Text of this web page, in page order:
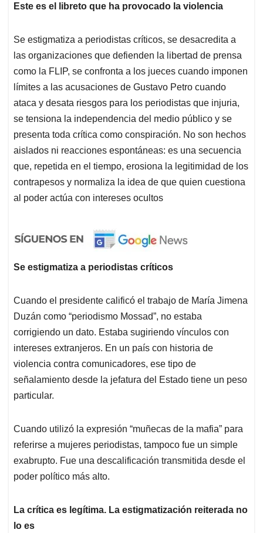
Este es el libreto que ha provocado la violencia
Se estigmatiza a periodistas críticos, se desacredita a
las organizaciones que defienden la libertad de prensa
como la FLIP, se confronta a los jueces cuando imponen
límites a las acusaciones de Gustavo Petro cuando
ataca y desata riesgos para los periodistas que injuria,
se tensiona la independencia del medio público y se
presenta toda crítica como conspiración. No son hechos
aislados ni reacciones espontáneas: es una secuencia
que, repetida en el tiempo, erosiona la legitimidad de los
contrapesos y normaliza la idea de que quien cuestiona
al poder actúa con intereses ocultos
Se estigmatiza a periodistas críticos
Cuando el presidente calificó el trabajo de María Jimena
Duzán como “periodismo Mossad”, no estaba
corrigiendo un dato. Estaba sugiriendo vínculos con
intereses extranjeros. En un país con historia de
violencia contra comunicadores, ese tipo de
señalamiento desde la jefatura del Estado tiene un peso
particular.
Cuando utilizó la expresión “muñecas de la mafia” para
referirse a mujeres periodistas, tampoco fue un simple
exabrupto. Fue una descalificación transmitida desde el
poder político más alto.
La crítica es legítima. La estigmatización reiterada no
lo es